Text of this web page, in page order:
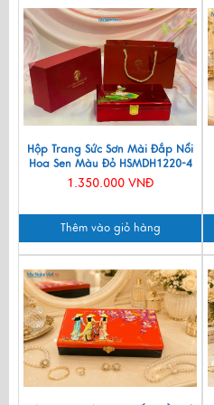
Hộp Trang Sức Sơn Mài Đắp Nổi
Hoa Sen Màu Đỏ HSMDH1220-4
1.350.000 VNĐ
Thêm vào giỏ hàng